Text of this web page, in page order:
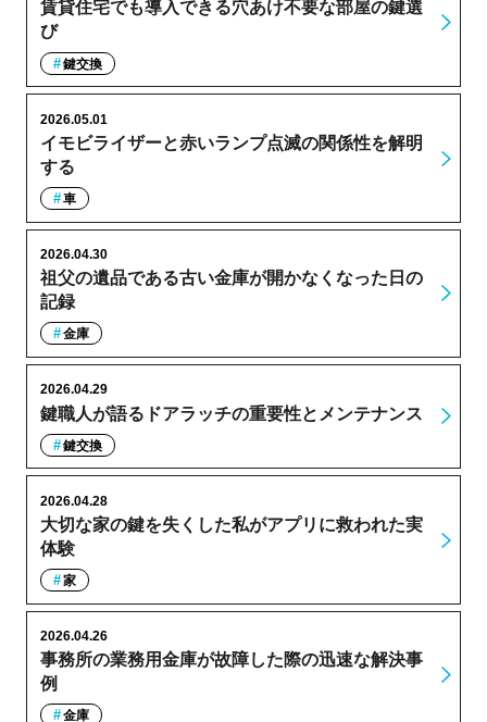
賃貸住宅でも導入できる穴あけ不要な部屋の鍵選
び
鍵交換
イモビライザーと赤いランプ点滅の関係性を解明
する
2026.05.01
車
祖父の遺品である古い金庫が開かなくなった日の
記録
2026.04.30
金庫
鍵職人が語るドアラッチの重要性とメンテナンス
2026.04.29
鍵交換
大切な家の鍵を失くした私がアプリに救われた実
体験
2026.04.28
家
事務所の業務用金庫が故障した際の迅速な解決事
例
2026.04.26
金庫